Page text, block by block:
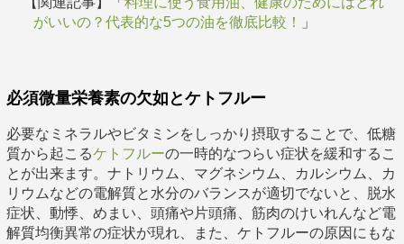
がいいの？代表的な5つの油を徹底比較！
」
必須微量栄養素の欠如とケトフルー
必要なミネラルやビタミンをしっかり摂取することで、低糖
質から起こるケトフルーの一時的なつらい症状を緩和するこ
とが出来ます。ナトリウム、マグネシウム、カルシウム、カ
リウムなどの電解質と水分のバランスが適切でないと、脱水
症状、動悸、めまい、頭痛や片頭痛、筋肉のけいれんなど電
解質均衡異常の症状が現れ、また、ケトフルーの原因にもな